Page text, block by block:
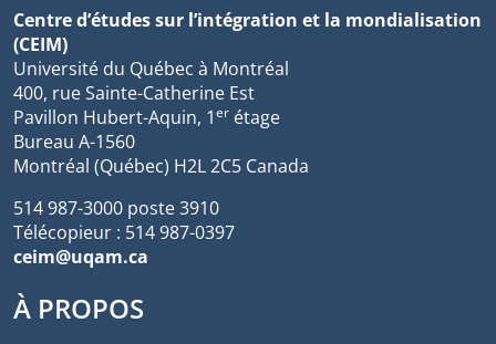
Centre d’études sur l’intégration et la mondialisation
(CEIM)
Université du Québec à Montréal
400, rue Sainte-Catherine Est
Pavillon Hubert-Aquin, 1er étage
Bureau A-1560
Montréal (Québec) H2L 2C5 Canada
514 987-3000 poste 3910
Télécopieur : 514 987-0397
ceim@uqam.ca
À PROPOS